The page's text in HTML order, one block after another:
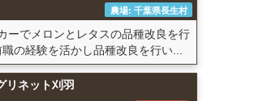
農場: 千葉県長生村
ーでメロンとレタスの品種改良を行
の経験を活かし品種改良を行い...
リネット刈羽